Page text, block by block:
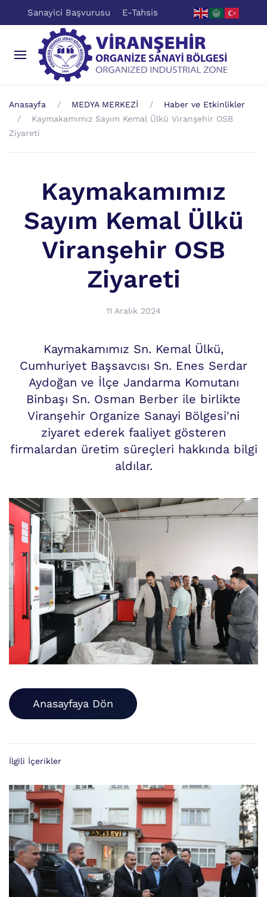
Sanayici Başvurusu E-Tahsis
Anasayfa MEDYA MERKEZİ
Haber ve Etkinlikler
Kaymakamımız Sayım Kemal Ülkü Viranşehir OSB
Ziyareti
Kaymakamımız
Sayım Kemal Ülkü
Viranşehir OSB
Ziyareti
11 Aralık 2024
Kaymakamımız Sn. Kemal Ülkü,
Cumhuriyet Başsavcısı Sn. Enes Serdar
Aydoğan ve İlçe Jandarma Komutanı
Binbaşı Sn. Osman Berber ile birlikte
Viranşehir Organize Sanayi Bölgesi'ni
ziyaret ederek faaliyet gösteren
firmalardan üretim süreçleri hakkında bilgi
aldılar.
Anasayfaya Dön
İlgili İçerikler